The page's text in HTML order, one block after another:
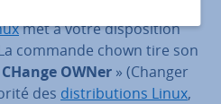
modifier le groupe d’un
met à votre dis­po­si­tion
commande chown tire son
CHange OWNer » (Changer
des dis­tri­bu­tions Linux,